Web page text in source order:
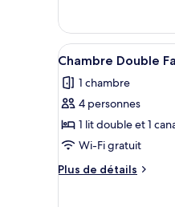
Standard
le
type
de
Chambre
Double
Afficher
toutes
les
photos
pour
ce
type
de
7
Chambre Double
1 chambre
4 personnes
1 lit double et 1
Wi-Fi gratuit
Plus de détails
Plus